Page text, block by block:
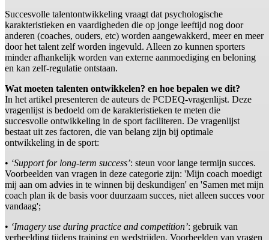
Succesvolle talentontwikkeling vraagt dat psychologische
karakteristieken en vaardigheden die op jonge leeftijd nog door
anderen (coaches, ouders, etc) worden aangewakkerd, meer en meer
door het talent zelf worden ingevuld. Alleen zo kunnen sporters
minder afhankelijk worden van externe aanmoediging en beloning
en kan zelf-regulatie ontstaan.
Wat moeten talenten ontwikkelen? en hoe bepalen we dit?
In het artikel presenteren de auteurs de PCDEQ-vragenlijst. Deze
vragenlijst is bedoeld om de karakteristieken te meten die
succesvolle ontwikkeling in de sport faciliteren. De vragenlijst
bestaat uit zes factoren, die van belang zijn bij optimale
ontwikkeling in de sport:
• ‘Support for long-term success’: steun voor lange termijn succes.
Voorbeelden van vragen in deze categorie zijn: 'Mijn coach moedigt
mij aan om advies in te winnen bij deskundigen' en 'Samen met mijn
coach plan ik de basis voor duurzaam succes, niet alleen succes voor
vandaag';
• ‘Imagery use during practice and competition’: gebruik van
verbeelding tijdens training en wedstrijden. Voorbeelden van vragen